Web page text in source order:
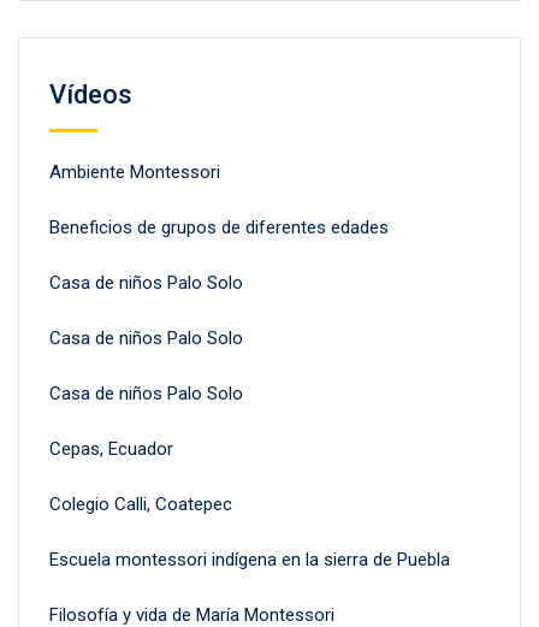
Vídeos
Ambiente Montessori
Beneficios de grupos de diferentes edades
Casa de niños Palo Solo
Casa de niños Palo Solo
Casa de niños Palo Solo
Cepas, Ecuador
Colegio Calli, Coatepec
Escuela montessori indígena en la sierra de Puebla
Filosofía y vida de María Montessori